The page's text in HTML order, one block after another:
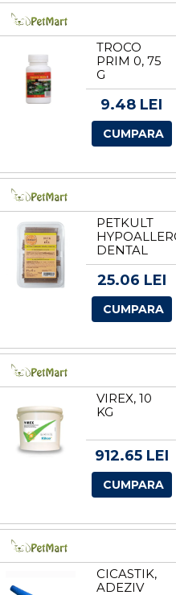
TROCO
PRIM 0, 75
G
9.48 LEI
CUMPARA
PETKULT
DENTAL
SNACKS,
RATA SI
BUC
25.06 LEI
CUMPARA
VIREX, 10
KG
912.65 LEI
CUMPARA
CICASTIK,
ADEZIV